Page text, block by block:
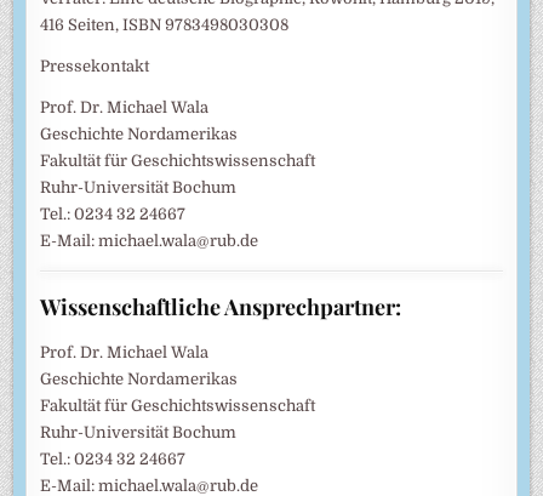
416 Seiten, ISBN 9783498030308
Pressekontakt
Prof. Dr. Michael Wala
Geschichte Nordamerikas
Fakultät für Geschichtswissenschaft
Ruhr-Universität Bochum
Tel.: 0234 32 24667
E-Mail: michael.wala@rub.de
Wissenschaftliche Ansprechpartner:
Prof. Dr. Michael Wala
Geschichte Nordamerikas
Fakultät für Geschichtswissenschaft
Ruhr-Universität Bochum
Tel.: 0234 32 24667
E-Mail: michael.wala@rub.de